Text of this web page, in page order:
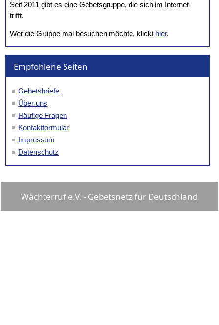
Seit 2011 gibt es eine Gebetsgruppe, die sich im Internet
trifft.
Wer die Gruppe mal besuchen möchte, klickt hier.
Empfohlene Seiten
Gebetsbriefe
Über uns
Häufige Fragen
Kontaktformular
Impressum
Datenschutz
Wächterruf e.V. - Gebetsnetz für Deutschland